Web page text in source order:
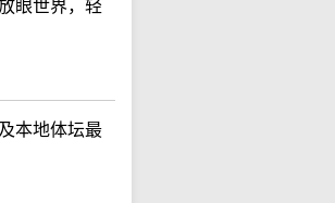
眼世界，轻
本地体坛最